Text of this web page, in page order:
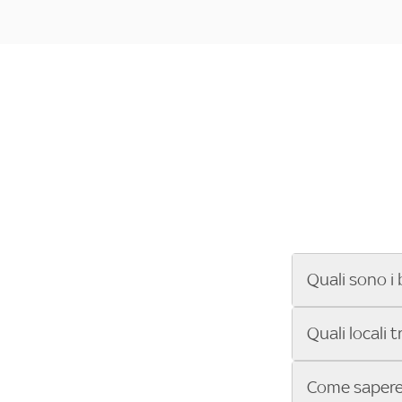
Quali sono i
Se cerchi un
ENILIVE, la
Sky Bar ti
Quali locali
Vuoi sapere
Come